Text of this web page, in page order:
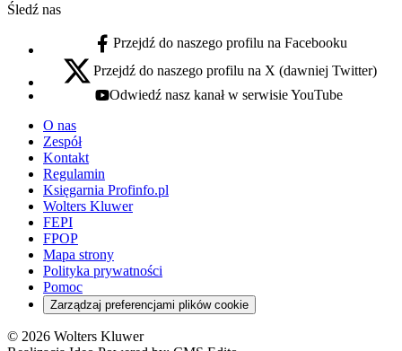
Śledź nas
facebook - otwiera się w nowej karcie
Przejdź do naszego profilu na Facebooku
x - otwiera się w nowej karcie
Przejdź do naszego profilu na X (dawniej Twitter)
youtube - otwiera się w nowej karcie
Odwiedź nasz kanał w serwisie YouTube
O nas
Zespół
Kontakt
Regulamin
Księgarnia Profinfo.pl
Wolters Kluwer
FEPI
FPOP
Mapa strony
Polityka prywatności
Pomoc
Zarządzaj preferencjami plików cookie
© 2026 Wolters Kluwer